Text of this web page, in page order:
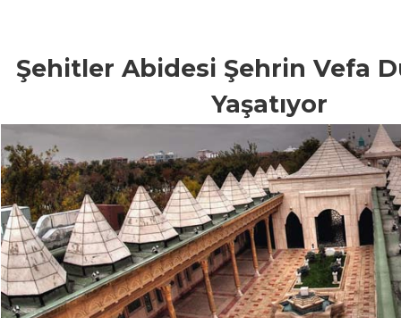
Şehitler Abidesi Şehrin Vefa
Yaşatıyor